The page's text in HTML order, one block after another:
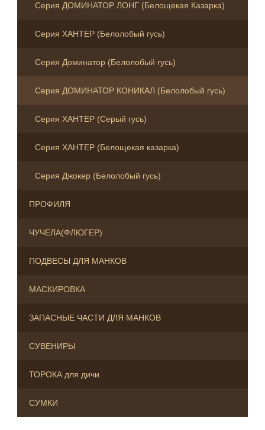
Серия ДОМИНАТОР ЛОНГ (Белощекая Казарка)
Серия ХАНТЕР (Белолобый гусь)
Серия Доминатор (Белолобый гусь)
Серия ДОМИНАТОР КОНИКАЛ (Белолобый гусь)
Серия ХАНТЕР (Серый гусь)
Серия ХАНТЕР (Белощекая казарка)
Серия Джокер (Белолобый гусь)
ПРОФИЛЯ
ЧУЧЕЛА(ФЛЮГЕР)
ПОДВЕСЫ ДЛЯ МАНКОВ
МАСКИРОВКА
ЗАПАСНЫЕ ЧАСТИ ДЛЯ МАНКОВ
СУВЕНИРЫ
ТОРОКА для дичи
СУМКИ